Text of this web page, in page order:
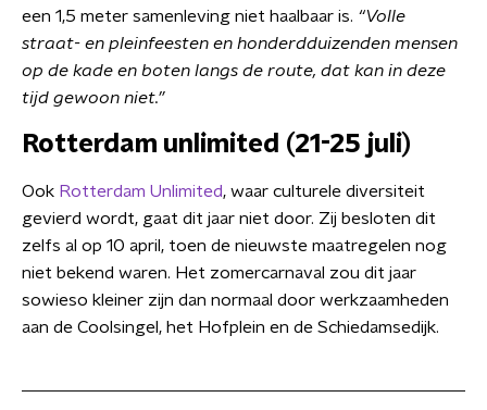
een 1,5 meter samenleving niet haalbaar is. “Volle
straat- en pleinfeesten en honderdduizenden mensen
op de kade en boten langs de route, dat kan in deze
tijd gewoon niet.”
Rotterdam unlimited (21-25 juli)
Ook Rotterdam Unlimited, waar culturele diversiteit
gevierd wordt, gaat dit jaar niet door. Zij besloten dit
zelfs al op 10 april, toen de nieuwste maatregelen nog
niet bekend waren. Het zomercarnaval zou dit jaar
sowieso kleiner zijn dan normaal door werkzaamheden
aan de Coolsingel, het Hofplein en de Schiedamsedijk.